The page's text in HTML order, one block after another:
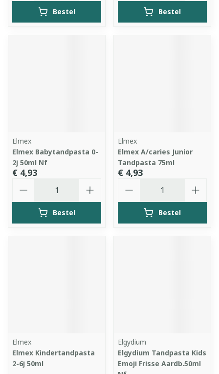
Bestel Bestel
Elmex
Elmex Babytandpasta 0-
2j 50ml Nf
€ 4,93
Bestel
Elmex
Elmex A/caries Junior
Tandpasta 75ml
€ 4,93
Bestel
Elmex
Elmex Kindertandpasta
2-6j 50ml
Elgydium
Elgydium Tandpasta Kids
Emoji Frisse Aardb.50ml